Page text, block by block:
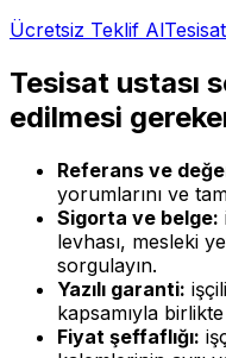
Ücretsiz Teklif AlTesisat
Tesisat ustası
edilmesi
Referans ve
yorumlarını ve
Sigorta ve belge:
levhası, mesleki
sorgulayın.
Yazılı garanti:
kapsamıyla birlikte
Fiyat şeffaflığı: